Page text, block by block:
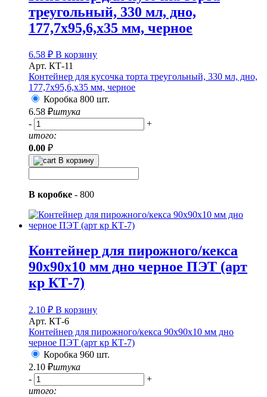
треугольный, 330 мл, дно,
177,7х95,6,х35 мм, черное
6.58 ₽ В корзину
Арт. КТ-11
Контейнер для кусочка торта треугольный, 330 мл, дно,
177,7х95,6,х35 мм, черное
Коробка 800 шт.
6.58 ₽штука
-
+
итого:
0.00 ₽
В корзину
В коробке - 800
Контейнер для пирожного/кекса
90х90х10 мм дно черное ПЭТ (арт
кр КТ-7)
2.10 ₽ В корзину
Арт. КТ-6
Контейнер для пирожного/кекса 90х90х10 мм дно
черное ПЭТ (арт кр КТ-7)
Коробка 960 шт.
2.10 ₽штука
-
+
итого: